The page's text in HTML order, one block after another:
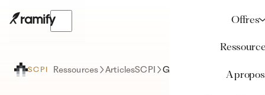
Offres
A propos
SCPI Ressources ArticlesSCPI